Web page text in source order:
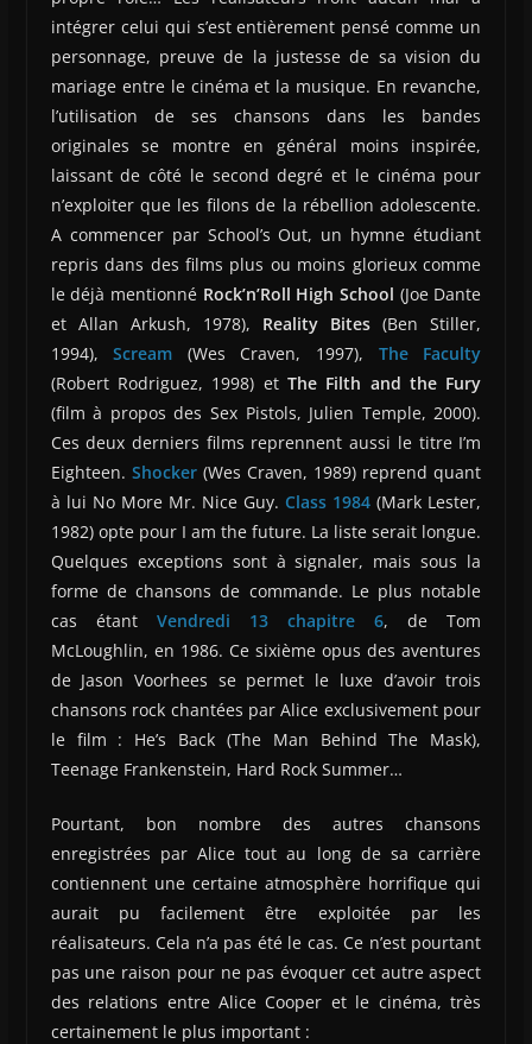
intégrer celui qui s’est entièrement pensé comme un
personnage, preuve de la justesse de sa vision du
mariage entre le cinéma et la musique. En revanche,
l’utilisation de ses chansons dans les bandes
originales se montre en général moins inspirée,
laissant de côté le second degré et le cinéma pour
n’exploiter que les filons de la rébellion adolescente.
A commencer par School’s Out, un hymne étudiant
repris dans des films plus ou moins glorieux comme
le déjà mentionné Rock’n’Roll High School (Joe Dante
et Allan Arkush, 1978), Reality Bites (Ben Stiller,
1994),Scream (Wes Craven, 1997), The Faculty
(Robert Rodriguez, 1998) et The Filth and the Fury
(film à propos des Sex Pistols, Julien Temple, 2000).
Ces deux derniers films reprennent aussi le titre I’m
Eighteen. Shocker(Wes Craven, 1989) reprend quant
à lui No More Mr. Nice Guy. Class 1984 (Mark Lester,
1982) opte pour I am the future. La liste serait longue.
Quelques exceptions sont à signaler, mais sous la
forme de chansons de commande. Le plus notable
cas étant Vendredi 13 chapitre 6, de Tom
McLoughlin, en 1986. Ce sixième opus des aventures
de Jason Voorhees se permet le luxe d’avoir trois
chansons rock chantées par Alice exclusivement pour
le film : He’s Back (The Man Behind The Mask),
Teenage Frankenstein, Hard Rock Summer…
Pourtant, bon nombre des autres chansons
enregistrées par Alice tout au long de sa carrière
contiennent une certaine atmosphère horrifique qui
aurait pu facilement être exploitée par les
réalisateurs. Cela n’a pas été le cas. Ce n’est pourtant
pas une raison pour ne pas évoquer cet autre aspect
des relations entre Alice Cooper et le cinéma, très
certainement le plus important :